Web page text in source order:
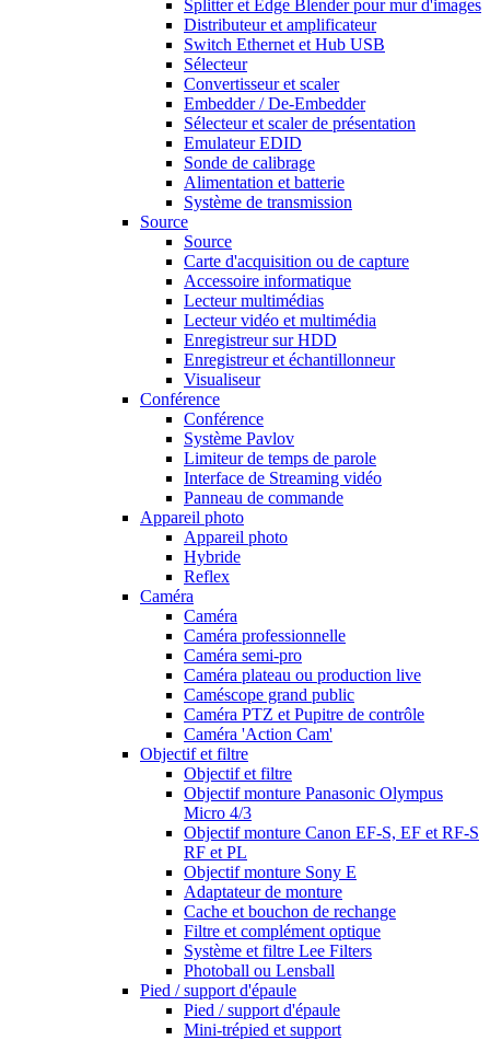
Splitter et Edge Blender pour mur d'images
Distributeur et amplificateur
Switch Ethernet et Hub USB
Sélecteur
Convertisseur et scaler
Embedder / De-Embedder
Sélecteur et scaler de présentation
Emulateur EDID
Sonde de calibrage
Alimentation et batterie
Système de transmission
Source
Source
Carte d'acquisition ou de capture
Accessoire informatique
Lecteur multimédias
Lecteur vidéo et multimédia
Enregistreur sur HDD
Enregistreur et échantillonneur
Visualiseur
Conférence
Conférence
Système Pavlov
Limiteur de temps de parole
Interface de Streaming vidéo
Panneau de commande
Appareil photo
Appareil photo
Hybride
Reflex
Caméra
Caméra
Caméra professionnelle
Caméra semi-pro
Caméra plateau ou production live
Caméscope grand public
Caméra PTZ et Pupitre de contrôle
Caméra 'Action Cam'
Objectif et filtre
Objectif et filtre
Objectif monture Panasonic Olympus
Micro 4/3
Objectif monture Canon EF-S, EF et RF-S
RF et PL
Objectif monture Sony E
Adaptateur de monture
Cache et bouchon de rechange
Filtre et complément optique
Système et filtre Lee Filters
Photoball ou Lensball
Pied / support d'épaule
Pied / support d'épaule
Mini-trépied et support